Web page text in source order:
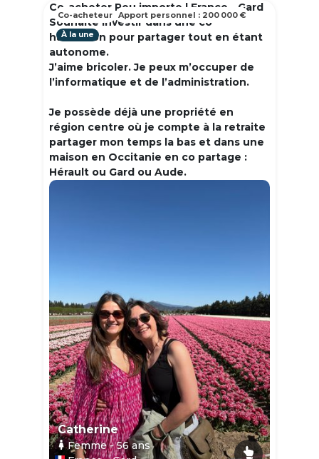
Co-acheter Peu importe | France - Gard
Souhaite investir dans une co
habitation pour partager tout en étant
autonome.
J’aime bricoler. Je peux m’occuper de
l’informatique et de l’administration.
Je possède déjà une propriété en
région centre où je compte à la retraite
partager mon temps la bas et dans une
maison en Occitanie en co partage :
Hérault ou Gard ou Aude.
À la une
Catherine
Femme- 56ans
Co-acheteur Apport personnel : 200 000 €